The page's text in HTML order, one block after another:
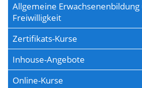
Allgemeine Erwachsenenbildung
Freiwilligkeit
Zertifikats-Kurse
Inhouse-Angebote
Online-Kurse